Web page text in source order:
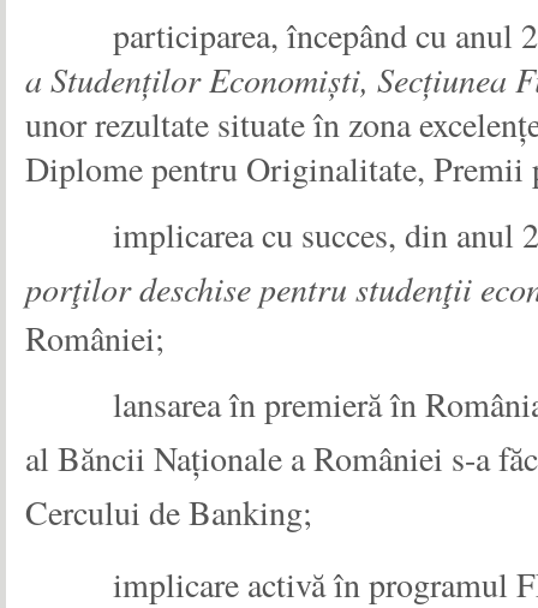
participarea, începând cu anul
a Studenților Economiști,
unor rezultate situate în zona
Diplome pentru Originalitate, Premii
implicarea cu succes, din anul
porţilor deschise pentru studenţii
României;
lansarea în premieră în
al Băncii Naționale a României s-a
Cercului de Banking;
implicare activă în programul